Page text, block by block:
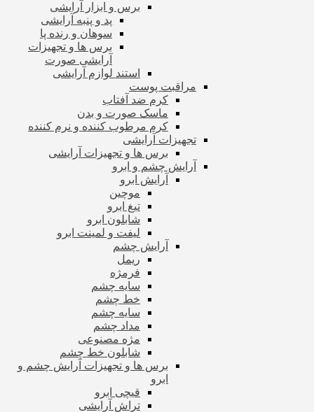
برس و ابزار آرایشی
پد و پنبه آرایشی
سوهان و رنده پا
برس ها و تجهیزات
آرایشی صورت
استند لوازم آرایشی
مراقبت پوست
کرم ضد آفتاب
ماسک صورت و بدن
کرم مرطوب کننده و نرم کننده
تجهیزات آرایشی
برس ها و تجهیزات آرایشی
آرایش چشم و ابرو
آرایش ابرو
موچین
تیغ ابرو
شابلون ابرو
لیفت و لمینت ابرو
آرایش چشم
ریمل
فرمژه
سایه چشم
خط چشم
سایه چشم
مداد چشم
مژه مصنوعی
شابلون خط چشم
برس ها و تجهیزات آرایش چشم و
ابرو
قیچی ابرو
تراش آرایشی